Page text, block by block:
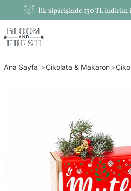
İlk siparişinde 150 TL indirim
Ana Sayfa Çikolata & Makaron